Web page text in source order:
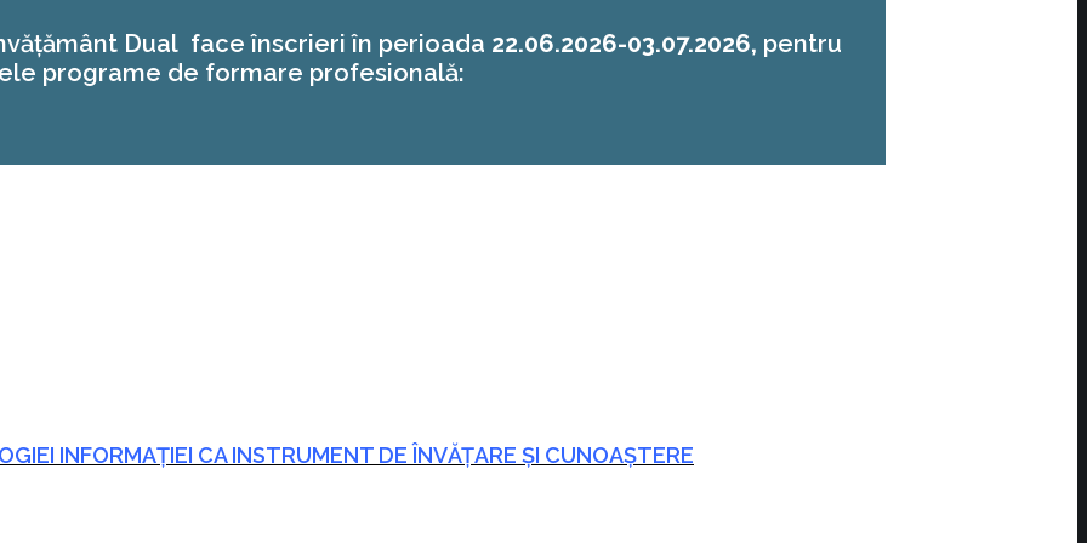
Dual face înscrieri în perioada 22.06.2026-03.07.2026, pentru
programe de formare profesională:
INFORMAȚIEI CA INSTRUMENT DE ÎNVĂȚARE ȘI CUNOAȘTERE